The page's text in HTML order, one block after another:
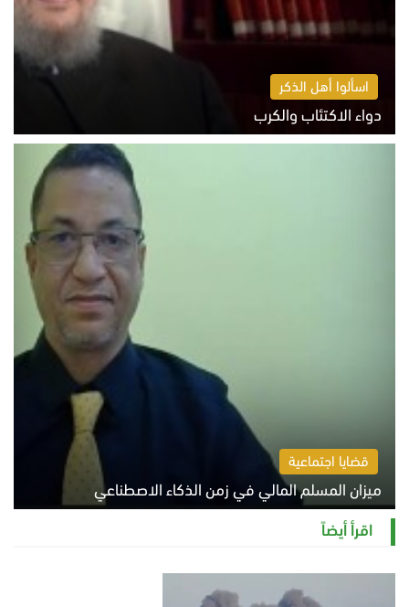
اسألوا أهل الذكر
دواء الاكتئاب والكرب
السبت 8 أغسطس 2026 10:54 ص
قضايا اجتماعية
ميزان المسلم المالي في زمن الذكاء الاصطناعي
السبت 8 أغسطس 2026 11:21 ص
اقرأ أيضاً